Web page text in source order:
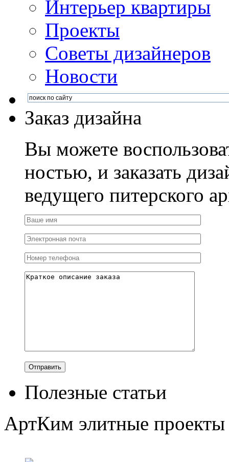
Интерьер квартиры
Проекты
Советы дизайнеров
Новости
Заказ дизайна
Вы можете
ностью, и заказать
ведущего питерского
Полезные статьи
АртКим элитные